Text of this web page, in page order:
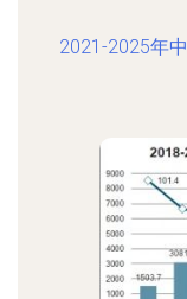
2021-2025年